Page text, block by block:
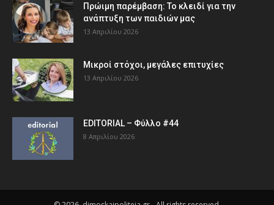
Πρώιμη παρέμβαση: Το κλειδί για την
ανάπτυξη των παιδιών µας
13 Απριλίου 2026
Μικροί στόχοι, μεγάλες επιτυχίες
13 Απριλίου 2026
EDITORIAL – Φύλλο #44
8 Απριλίου 2026